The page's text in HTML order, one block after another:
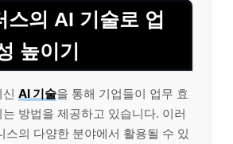
스의 AI 기술로 업
높이기
AI 기술을 통해 기업들이 업무 효
방법을 제공하고 있습니다. 이러
스의 다양한 분야에서 활용될 수 있